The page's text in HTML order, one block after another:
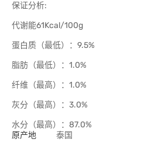
保证分析:
代谢能61Kcal/100g
蛋白质（最低）：9.5%
脂肪（最低）：1.0%
纤维（最高）：1.0%
灰分（最高）：3.0%
水分（最高）：87.0%
原产地
泰国